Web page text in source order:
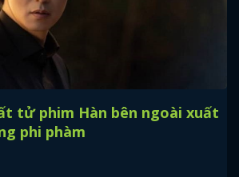
tử phim Hàn bên ngoài xuất
phi phàm